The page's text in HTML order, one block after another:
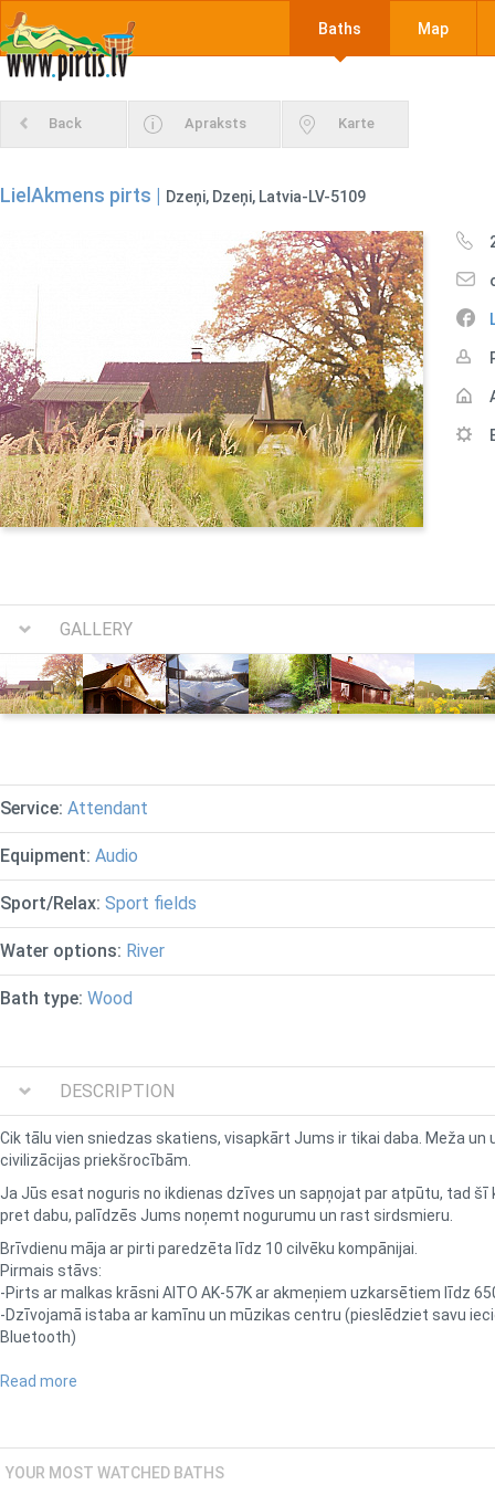
Baths Map
Back Apraksts Karte
LielAkmens pirts | Dzeņi, Dzeņi, Latvia-LV-5109
GALLERY
Service: Attendant
Equipment: Audio
Sport/Relax: Sport fields
Water options: River
Bath type: Wood
DESCRIPTION
Cik tālu vien sniedzas skatiens, visapkārt Jums ir tikai daba. Meža
civilizācijas priekšrocībām.
Ja Jūs esat noguris no ikdienas dzīves un sapņojat par atpūtu, tad
pret dabu, palīdzēs Jums noņemt nogurumu un rast sirdsmieru.
Brīvdienu māja ar pirti paredzēta līdz 10 cilvēku kompānijai.
Pirmais stāvs:
-Pirts ar malkas krāsni AITO AK-57K ar akmeņiem uzkarsētiem līdz
-Dzīvojamā istaba ar kamīnu un mūzikas centru (pieslēdziet savu
Bluetooth)
-Duša un tualete
Tāpat arī Jūsu rīcībā būs:
Read more
YOUR MOST WATCHED BATHS